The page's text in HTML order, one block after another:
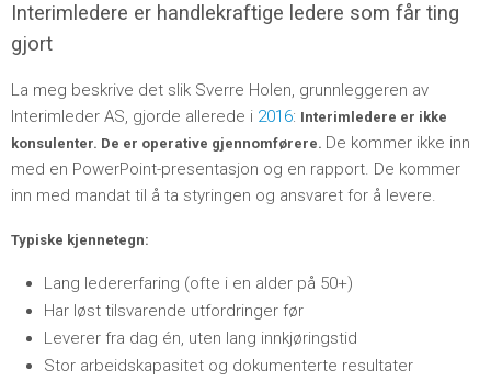
Interimledere er handlekraftige ledere som får ting
gjort
La meg beskrive det slik Sverre Holen, grunnleggeren av
Interimleder AS, gjorde allerede i 2016: Interimledere er ikke
konsulenter. De er operative gjennomførere. De kommer ikke inn
med en PowerPoint-presentasjon og en rapport. De kommer
inn med mandat til å ta styringen og ansvaret for å levere.
Typiske kjennetegn:
Lang ledererfaring (ofte i en alder på 50+)
Har løst tilsvarende utfordringer før
Leverer fra dag én, uten lang innkjøringstid
Stor arbeidskapasitet og dokumenterte resultater